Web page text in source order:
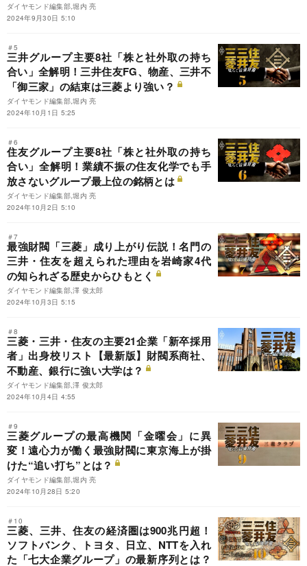
ダイヤモンド編集部,堀内 亮
2024年9月30日 5:10
＃5
三井グループ主要8社「株と社外取の持ち
合い」全解明！三井住友FG、物産、三井不
「御三家」の結束は三菱より強い？
ダイヤモンド編集部,堀内 亮
2024年10月1日 5:25
＃6
住友グループ主要8社「株と社外取の持ち
合い」全解明！業績不振の住友化学でも手
放さないグループ最上位の銘柄とは
ダイヤモンド編集部,堀内 亮
2024年10月2日 5:10
＃7
最強財閥「三菱」成り上がり伝説！名門の
三井・住友を超えられた理由を岩崎家4代
の知られざる歴史からひもとく
ダイヤモンド編集部,澤 俊太郎
2024年10月3日 5:15
＃8
三菱・三井・住友の主要21企業「新卒採用
者」出身校リスト【最新版】財閥系商社、
不動産、銀行に強い大学は？
ダイヤモンド編集部,澤 俊太郎
2024年10月4日 4:55
＃9
三菱グループの最高機関「金曜会」に異
変！遠心力が働く最強財閥に東京海上が掛
けた“追い打ち”とは？
ダイヤモンド編集部,堀内 亮
2024年10月28日 5:20
＃10
三菱、三井、住友の経済圏は900兆円超！
ソフトバンク、トヨタ、日立、NTTを入れ
た「七大企業グループ」の最新序列とは？